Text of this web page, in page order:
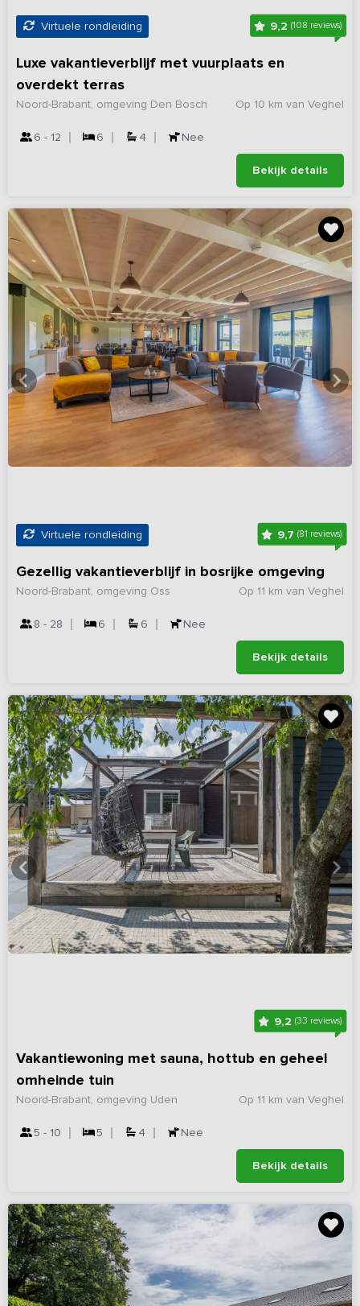
Virtuele rondleiding 9,2 (108 reviews)
Luxe vakantieverblijf met vuurplaats en
overdekt terras
Op 10 km van Veghel
Noord-Brabant, omgeving Den Bosch
6 - 12 6 4 Nee
Bekijk details
Virtuele rondleiding 9,7(81 reviews)
Gezellig vakantieverblijf in bosrijke omgeving
Op 11 km van Veghel
Noord-Brabant, omgeving Oss
8 - 28 6 6 Nee
Bekijk details
9,2 (33 reviews)
Vakantiewoning met sauna, hottub en geheel
omheinde tuin
Op 11 km van Veghel
Noord-Brabant, omgeving Uden
5 - 10 5 4 Nee
Bekijk details